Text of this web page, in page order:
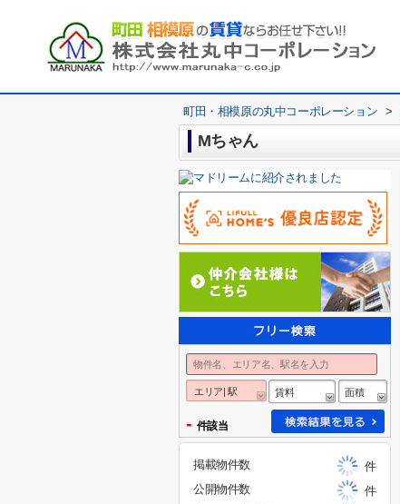
町田・相模原の丸中コーポレーション >
Mちゃん
エリア| 駅 賃料 面積
- 件該当
掲載物件数
件
公開物件数
件